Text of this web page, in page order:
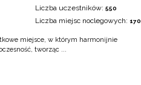
Liczba uczestników:550
Liczba miejsc noclegowych:170
miejsce, w którym harmonijnie
tworząc ...